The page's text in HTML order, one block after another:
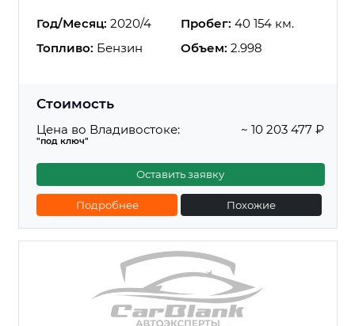
Год/Месяц: 2020/4 Пробег: 40 154 км.
Топливо: Бензин Объем: 2.998
Стоимость
Цена во Владивостоке:
"под ключ"
~ 10 203 477 ₽
Оставить заявку
Подробнее Похожие